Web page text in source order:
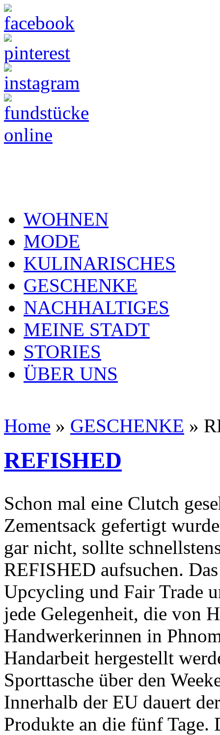
WOHNEN
MODE
KULINARISCHES
GESCHENKE
NACHHALTIGES
MEINE STADT
STORIES
ÜBER UNS
Home » GESCHENKE »
REFISHED
Schon mal eine Clutch
Zementsack gefertigt
gar nicht, sollte
REFISHED aufsuchen.
Upcycling und Fair Trade
jede Gelegenheit, die von
Handwerkerinnen in
Handarbeit hergestellt
Sporttasche über den
Innerhalb der EU dauert
Produkte an die fünf Tage.